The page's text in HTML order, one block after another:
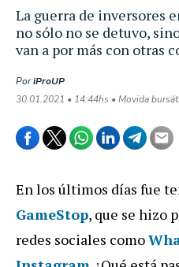
La guerra de inversores
no sólo no se detuvo,
van a por más con otras
PoriProUP
30.01.2021 • 14:44hs • Movida
En los últimos días fue
GameStop, que se hizo
redes sociales como